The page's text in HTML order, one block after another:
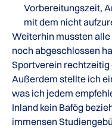
Vorbereitungszeit,
mit dem nicht
Weiterhin mussten
noch abgeschlossen
Sportverein
Außerdem stellte ich
was ich jedem
Inland kein Bafög
immensen